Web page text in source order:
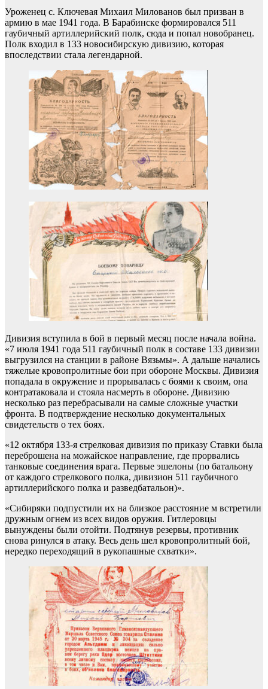
Уроженец с. Ключевая Михаил Милованов был призван в
армию в мае 1941 года. В Барабинске формировался 511
гаубичный артиллерийский полк, сюда и попал новобранец.
Полк входил в 133 новосибирскую дивизию, которая
впоследствии стала легендарной.
Дивизия вступила в бой в первый месяц после начала война.
«7 июля 1941 года 511 гаубичный полк в составе 133 дивизии
выгрузился на станции в районе Вязьмы». А дальше начались
тяжелые кровопролитные бои при обороне Москвы. Дивизия
попадала в окружение и прорывалась с боями к своим, она
контратаковала и стояла насмерть в обороне. Дивизию
несколько раз перебрасывали на самые сложные участки
фронта. В подтверждение несколько документальных
свидетельств о тех боях.
«12 октября 133-я стрелковая дивизия по приказу Ставки была
переброшена на можайское направление, где прорвались
танковые соединения врага. Первые эшелоны (по батальону
от каждого стрелкового полка, дивизион 511 гаубичного
артиллерийского полка и разведбатальон)».
«Сибиряки подпустили их на близкое расстояние м встретили
дружным огнем из всех видов оружия. Гитлеровцы
вынуждены были отойти. Подтянув резервы, противник
снова ринулся в атаку. Весь день шел кровопролитный бой,
нередко переходящий в рукопашные схватки».